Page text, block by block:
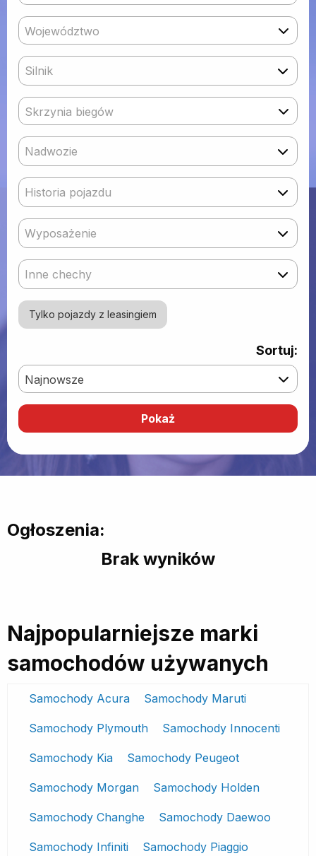
Województwo
Silnik
Skrzynia biegów
Nadwozie
Historia pojazdu
Wyposażenie
Inne chechy
Tylko pojazdy z leasingiem
Sortuj:
Najnowsze
Ogłoszenia:
Brak wyników
Najpopularniejsze marki
samochodów używanych
Samochody Acura Samochody Maruti
Samochody Plymouth Samochody Innocenti
Samochody Kia Samochody Peugeot
Samochody Morgan Samochody Holden
Samochody Changhe Samochody Daewoo
Samochody Infiniti Samochody Piaggio